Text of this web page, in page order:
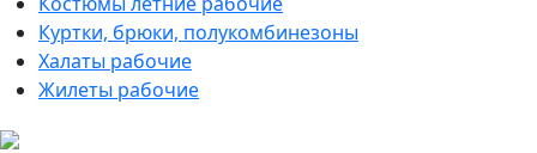
Куртки, брюки, полукомбинезоны
Халаты рабочие
Жилеты рабочие